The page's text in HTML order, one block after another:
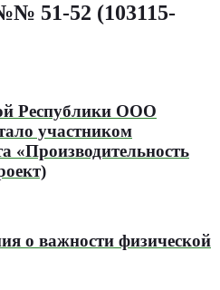
51-52 (103115-
Республики ООО
участником
«Производительность
о важности физической